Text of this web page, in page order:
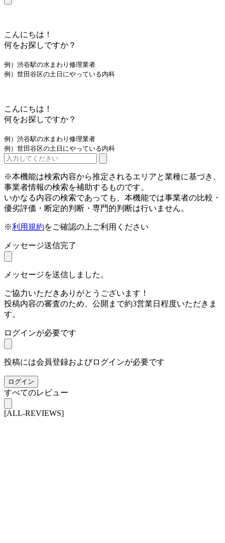
こんにちは！
何をお探しですか？
例）渋谷駅の水まわり修理業者
例）世田谷区の土日にやっている内科
こんにちは！
何をお探しですか？
例）渋谷駅の水まわり修理業者
例）世田谷区の土日にやっている内科
※本機能は検索内容から推定されるエリアと業種に基づき、
事業者情報の検索を補助するものです。
いかなる内容の検索であっても、本機能では事業者の比較・
優劣評価・断定的判断・専門的判断は行いません。
※利用規約をご確認の上ご利用ください
メッセージ送信完了
メッセージを送信しました。
ご協力いただきありがとうございます！
投稿内容の審査のため、公開まで約3営業日程度いただきま
す。
ログインが必要です
投稿には会員登録およびログインが必要です
ログイン
すべてのレビュー
[ALL-REVIEWS]